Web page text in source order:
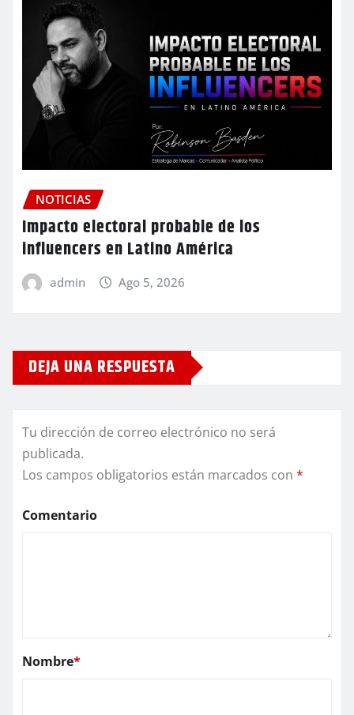
NOTICIAS
Impacto electoral probable de los
influencers en Latino América
admin Ago 5, 2026
DEJA UNA RESPUESTA
Tu dirección de correo electrónico no será
publicada.
Los campos obligatorios están marcados con *
Comentario
Nombre*